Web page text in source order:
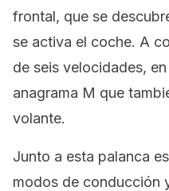
frontal, que se
se activa el coche. A
de seis velocidades,
anagrama M que
volante.
Junto a esta palanca
modos de conducción